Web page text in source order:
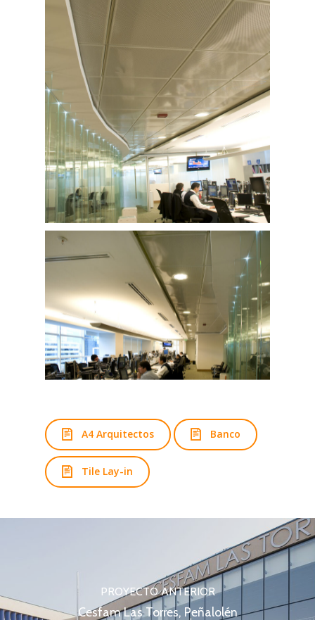
A4 Arquitectos Banco
Tile Lay-in
PROYECTO ANTERIOR
Cesfam Las Torres, Peñalolén